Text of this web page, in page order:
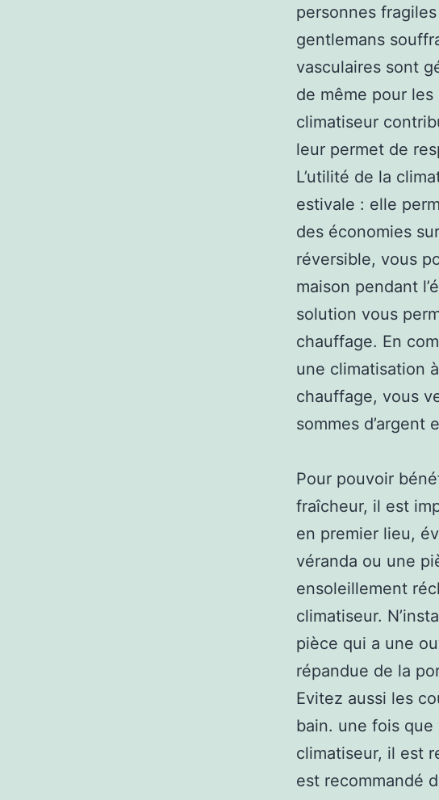
personnes
gentlemans
vasculaires sont
de même pour
climatiseur
leur permet de
L’utilité de la
estivale : elle
des économies
réversible, vous
maison pendant
solution vous
chauffage. En
une climatisation
chauffage, vous
sommes d’argent
Pour pouvoir
fraîcheur, il est
en premier lieu,
véranda ou une
ensoleillement
climatiseur.
pièce qui a une
répandue de la
Evitez aussi les
bain. une fois
climatiseur, il est
est recommandé